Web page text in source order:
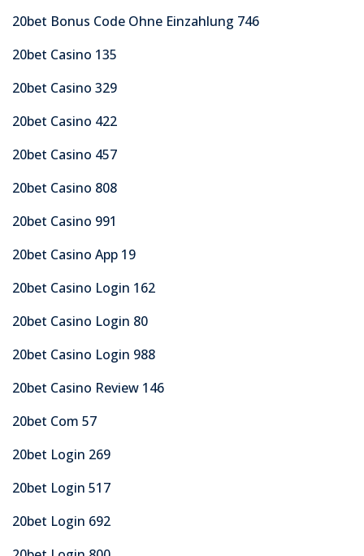
20bet Bonus Code Ohne Einzahlung 746
20bet Casino 135
20bet Casino 329
20bet Casino 422
20bet Casino 457
20bet Casino 808
20bet Casino 991
20bet Casino App 19
20bet Casino Login 162
20bet Casino Login 80
20bet Casino Login 988
20bet Casino Review 146
20bet Com 57
20bet Login 269
20bet Login 517
20bet Login 692